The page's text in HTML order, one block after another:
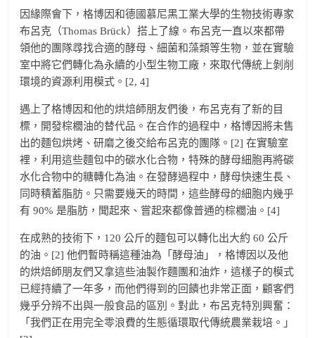
因緣際會下，格博因和德國慕尼黑工業大學的生物技術專家
布呂克（Thomas Brück）搭上了線。布呂克一直以來都帶
領他的團隊尋找合適的酵母、細菌和藻類等生物，並在實驗
室中將它們轉化為永續的小型生物工廠，來取代傳統上剝削
環境的資源利用模式。[2, 4]
遇上了格博因和他的烘焙師朋友們後，布呂克有了新的目
標，開發棕櫚油的替代品。在合作的過程中，格博因將未售
出的麵包烘烤、研磨之後交給布呂克的團隊。[2] 在實驗室
裡，利用這些麵包中的碳水化合物，特殊的酵母細胞再將碳
水化合物中的糖轉化為油。在發酵過程中，酵母快速生長、
同時積蓄脂肪。只需要幾天的時間，這些酵母的細胞内幾乎
有 90% 是脂肪，聞起來、嘗起來都像普通的棕櫚油。[4]
在成熟的技術下，120 公斤的麵包可以轉化出大約 60 公斤
的油。[2] 他們暫時稱這種油為「酵母油」，格博因以及他
的烘焙師朋友們又拿這些油製作麵團和油炸，這樣子的模式
已經持續了一年多，而他們得到的回饋也非常正面，顧客們
幾乎分辨不出與一般食品的區別。對此，布呂克特別興奮：
「我們正在用完全零浪費的生態循環取代傳統農業栽培。」